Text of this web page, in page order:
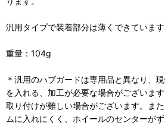
汎用タイプで装着部分は薄くできています
重量：104g
＊汎用のハブガードは専用品と異なり、
を入れる、加工が必要な場合がございま
取り付けが難しい場合がございます。ま
ムに入れにくく、ホイールのセンターがず